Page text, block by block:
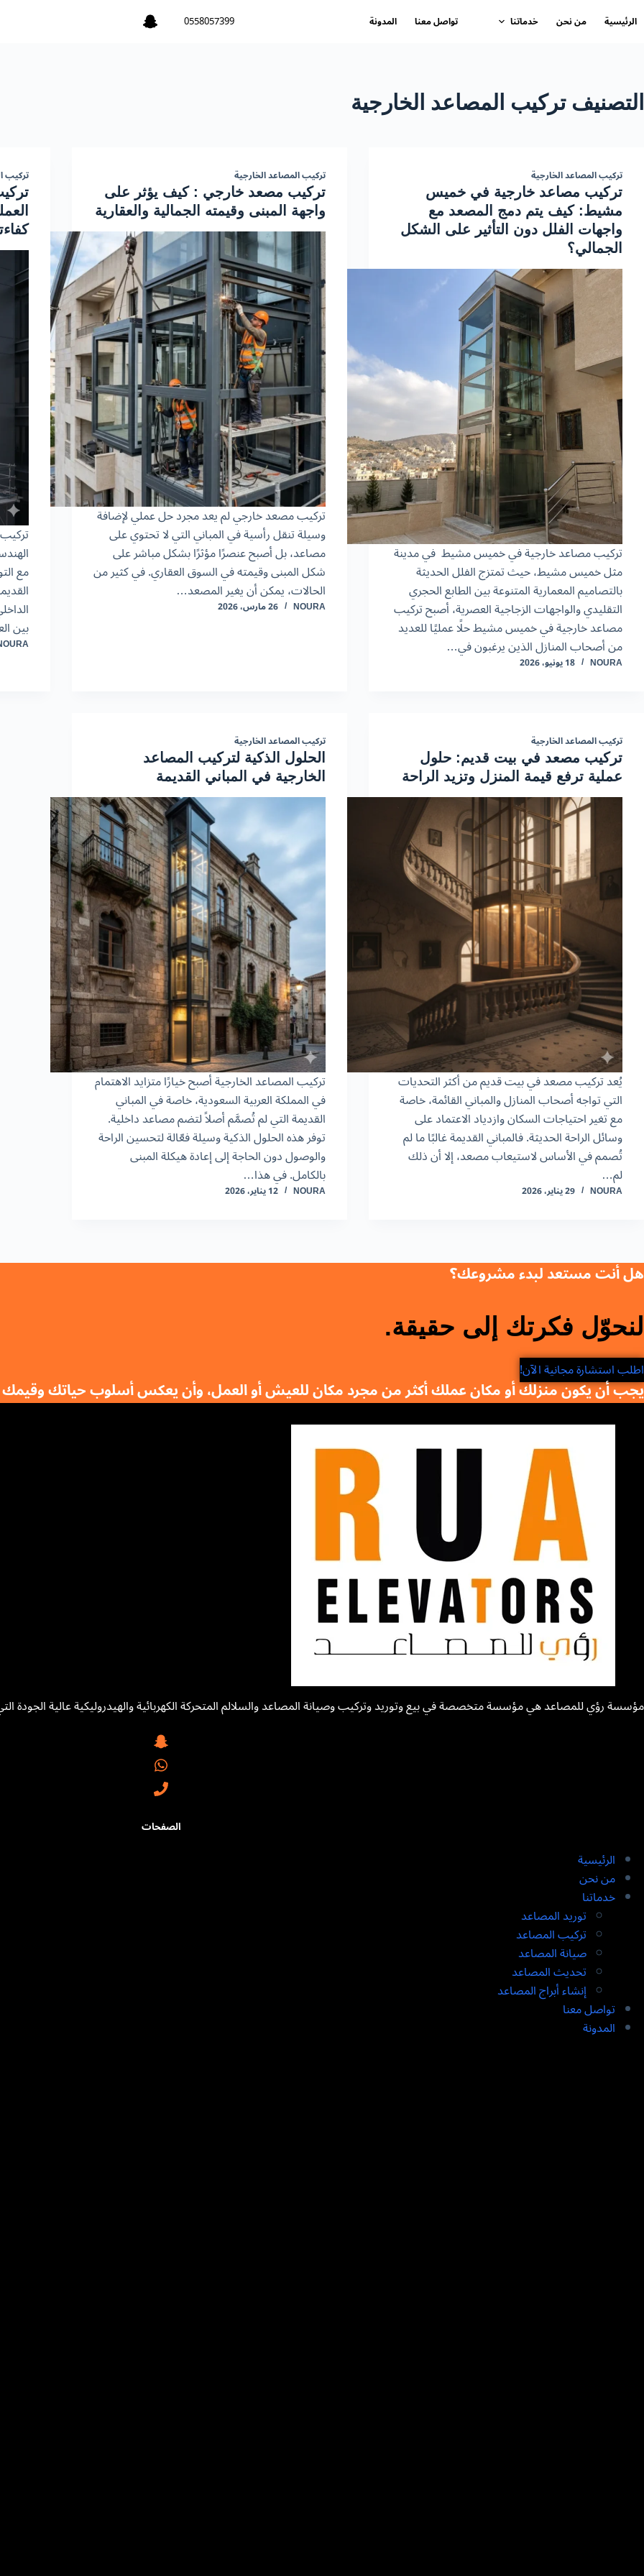
إلىالرئيسية من نحن خدماتنا تواصل معنا المدونة 0558057399
التصنيف تركيب المصاعد الخارجية
تركيب المصاعد الخارجية
تركيب مصاعد خارجية في خميس
مشيط: كيف يتم دمج المصعد مع
واجهات الفلل دون التأثير على الشكل
الجمالي؟
تركيب مصاعد خارجية في خميس مشيط في مدينة
مثل خميس مشيط، حيث تمتزج الفلل الحديثة
بالتصاميم المعمارية المتنوعة بين الطابع الحجري
التقليدي والواجهات الزجاجية العصرية، أصبح تركيب
مصاعد خارجية في خميس مشيط حلًا عمليًا للعديد
من أصحاب المنازل الذين يرغبون في…
NOURA 18 يونيو، 2026
تركيب المصاعد الخارجية
تركيب مصعد خارجي : كيف يؤثر على
واجهة المبنى وقيمته الجمالية والعقارية
تركيب مصعد خارجي لم يعد مجرد حل عملي لإضافة
وسيلة تنقل رأسية في المباني التي لا تحتوي على
مصاعد، بل أصبح عنصرًا مؤثرًا بشكل مباشر على
شكل المبنى وقيمته في السوق العقاري. في كثير من
الحالات، يمكن أن يغير المصعد…
NOURA 26 مارس، 2026
تركيب
مع
بين
تركيب المصاعد الخارجية
تركيب مصعد في بيت قديم: حلول
عملية ترفع قيمة المنزل وتزيد الراحة
يُعد تركيب مصعد في بيت قديم من أكثر التحديات
التي تواجه أصحاب المنازل والمباني القائمة، خاصة
مع تغير احتياجات السكان وازدياد الاعتماد على
وسائل الراحة الحديثة. فالمباني القديمة غالبًا ما لم
تُصمم في الأساس لاستيعاب مصعد، إلا أن ذلك
لم…
NOURA 29 يناير، 2026
تركيب المصاعد الخارجية
الحلول الذكية لتركيب المصاعد
الخارجية في المباني القديمة
تركيب المصاعد الخارجية أصبح خيارًا متزايد الاهتمام
في المملكة العربية السعودية، خاصة في المباني
القديمة التي لم تُصمَّم أصلاً لتضم مصاعد داخلية.
توفر هذه الحلول الذكية وسيلة فعّالة لتحسين الراحة
والوصول دون الحاجة إلى إعادة هيكلة المبنى
بالكامل. في هذا…
NOURA 12 يناير، 2026
هل أنت مستعد لبدء مشروعك؟
لنحوّل فكرتك إلى حقيقة.
اطلب استشارة مجانية الآن!
يجب أن يكون منزلك أو مكان عملك أكثر من مجرد مكان للعيش أو العمل، وأن يعكس أسلوب حياتك
مؤسسة رؤي للمصاعد هي مؤسسة متخصصة في بيع وتوريد وتركيب وصيانة المصاعد والسلالم المتحركة الكهربائية والهيدروليكية عالية الجودة
الصفحات
الرئيسية
من نحن
خدماتنا
توريد المصاعد​
تركيب المصاعد ​
صيانة المصاعد​
تحديث المصاعد​
إنشاء أبراج المصاعد​
تواصل معنا
المدونة